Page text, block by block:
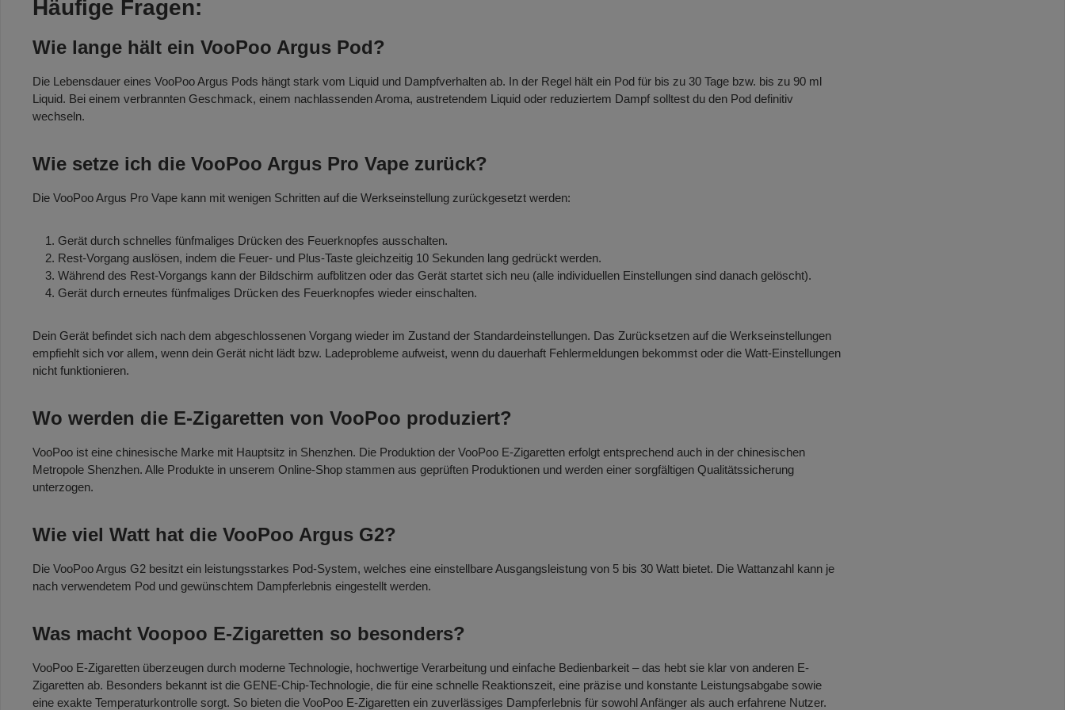
Häufige Fragen:
Wie lange hält ein VooPoo Argus Pod?
Die Lebensdauer eines VooPoo Argus Pods hängt stark vom Liquid und Dampfverhalten ab. In der Regel hält ein Pod für bis zu 30 Tage bzw. bis zu 90 ml
Liquid. Bei einem verbrannten Geschmack, einem nachlassenden Aroma, austretendem Liquid oder reduziertem Dampf solltest du den Pod definitiv
wechseln.
Wie setze ich die VooPoo Argus Pro Vape zurück?
Die VooPoo Argus Pro Vape kann mit wenigen Schritten auf die Werkseinstellung zurückgesetzt werden:
Gerät durch schnelles fünfmaliges Drücken des Feuerknopfes ausschalten.
Rest-Vorgang auslösen, indem die Feuer- und Plus-Taste gleichzeitig 10 Sekunden lang gedrückt werden.
Während des Rest-Vorgangs kann der Bildschirm aufblitzen oder das Gerät startet sich neu (alle individuellen Einstellungen sind danach gelöscht).
Gerät durch erneutes fünfmaliges Drücken des Feuerknopfes wieder einschalten.
Dein Gerät befindet sich nach dem abgeschlossenen Vorgang wieder im Zustand der Standardeinstellungen. Das Zurücksetzen auf die Werkseinstellungen
empfiehlt sich vor allem, wenn dein Gerät nicht lädt bzw. Ladeprobleme aufweist, wenn du dauerhaft Fehlermeldungen bekommst oder die Watt-Einstellungen
nicht funktionieren.
Wo werden die E-Zigaretten von VooPoo produziert?
VooPoo ist eine chinesische Marke mit Hauptsitz in Shenzhen. Die Produktion der VooPoo E-Zigaretten erfolgt entsprechend auch in der chinesischen
Metropole Shenzhen. Alle Produkte in unserem Online-Shop stammen aus geprüften Produktionen und werden einer sorgfältigen Qualitätssicherung
unterzogen.
Wie viel Watt hat die VooPoo Argus G2?
Die VooPoo Argus G2 besitzt ein leistungsstarkes Pod-System, welches eine einstellbare Ausgangsleistung von 5 bis 30 Watt bietet. Die Wattanzahl kann je
nach verwendetem Pod und gewünschtem Dampferlebnis eingestellt werden.
Was macht Voopoo E-Zigaretten so besonders?
VooPoo E-Zigaretten überzeugen durch moderne Technologie, hochwertige Verarbeitung und einfache Bedienbarkeit – das hebt sie klar von anderen E-
Zigaretten ab. Besonders bekannt ist die GENE-Chip-Technologie, die für eine schnelle Reaktionszeit, eine präzise und konstante Leistungsabgabe sowie
eine exakte Temperaturkontrolle sorgt. So bieten die VooPoo E-Zigaretten ein zuverlässiges Dampferlebnis für sowohl Anfänger als auch erfahrene Nutzer.